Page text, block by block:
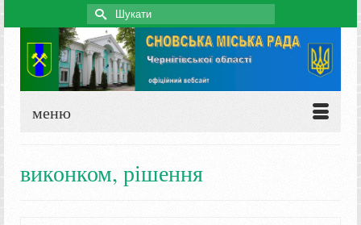
Search
for:
меню
виконком, рішення